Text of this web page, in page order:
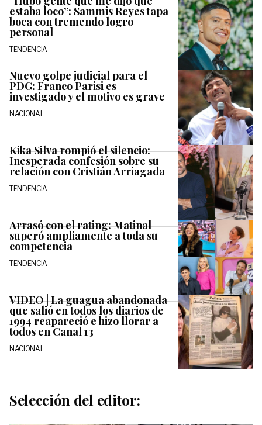
estaba loco”: Sammis Reyes tapa
boca con tremendo logro
personal
TENDENCIA
Nuevo golpe judicial para el
PDG: Franco Parisi es
investigado y el motivo es grave
NACIONAL
Kika Silva rompió el silencio:
Inesperada confesión sobre su
relación con Cristián Arriagada
TENDENCIA
Arrasó con el rating: Matinal
superó ampliamente a toda su
competencia
TENDENCIA
VIDEO | La guagua abandonada
que salió en todos los diarios de
1994 reapareció e hizo llorar a
todos en Canal 13
NACIONAL
Selección del editor: